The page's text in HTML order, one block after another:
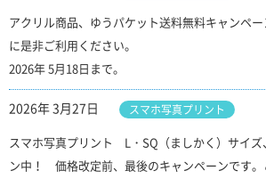
アクリル商品、ゆうパケット送料無料キャンペ
に是非ご利用ください。
2026年 5月18日まで。
2026年 3月27日 スマホ写真プリント
スマホ写真プリント L・SQ（ましかく）サイズ
ン中！ 価格改定前、最後のキャンペーンです